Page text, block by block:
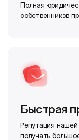
Полная
собственников
Быстрая
Репутация
получать